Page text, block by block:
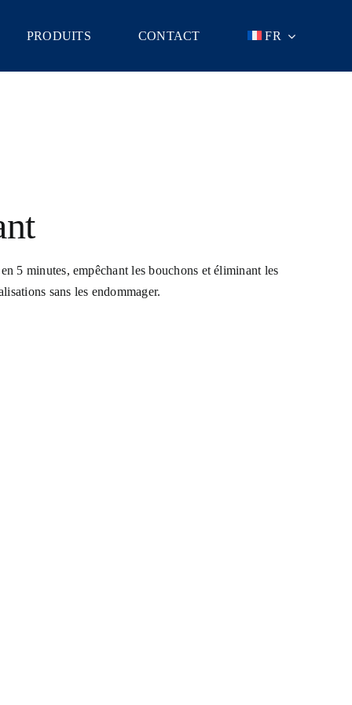
PRODUITS CONTACT FR
5 minutes, empêchant les bouchons et éliminant les
sans les endommager.